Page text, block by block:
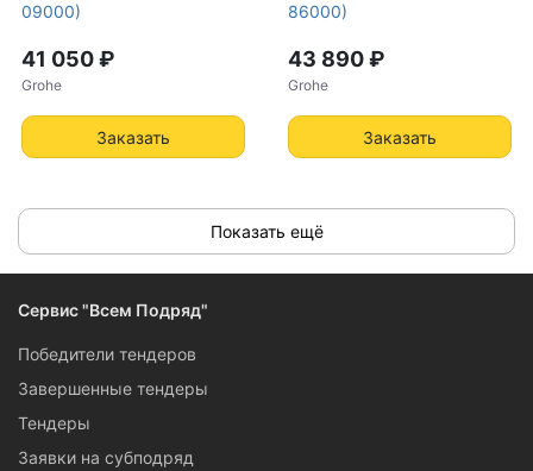
09000)
41 050 ₽
Grohe
Заказать
86000)
43 890 ₽
Grohe
Заказать
Показать ещё
Сервис "Всем Подряд"
Победители тендеров
Завершенные тендеры
Тендеры
Заявки на субподряд